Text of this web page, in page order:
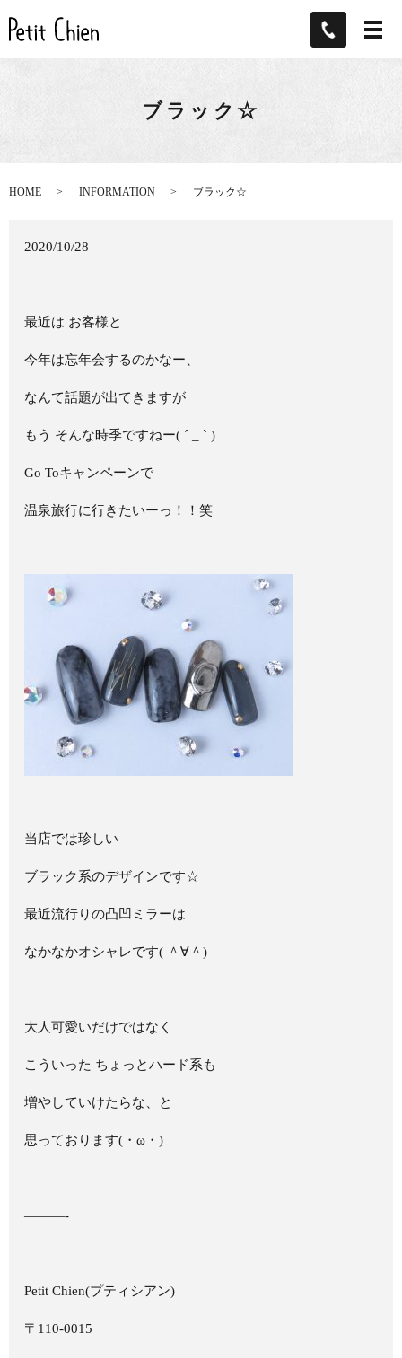
ブラック☆
HOME INFORMATION ブラック☆
2020/10/28
最近は お客様と
今年は忘年会するのかなー、
なんて話題が出てきますが
もう そんな時季ですねー( ´ _ ` )
Go Toキャンペーンで
温泉旅行に行きたいーっ！！笑
当店では珍しい
ブラック系のデザインです☆
最近流行りの凸凹ミラーは
なかなかオシャレです( ＾∀＾)
大人可愛いだけではなく
こういった ちょっとハード系も
増やしていけたらな、と
思っております(・ω・)
———-
Petit Chien(プティシアン)
〒 110-0015